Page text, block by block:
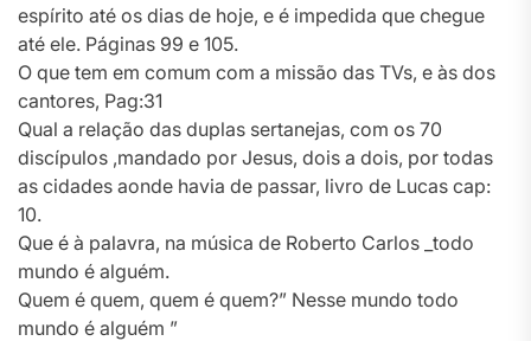
espírito até os dias de hoje, e é impedida que chegue
até ele. Páginas 99 e 105.
O que tem em comum com a missão das TVs, e às dos
cantores, Pag:31
Qual a relação das duplas sertanejas, com os 70
discípulos ,mandado por Jesus, dois a dois, por todas
as cidades aonde havia de passar, livro de Lucas cap:
10.
Que é à palavra, na música de Roberto Carlos _todo
mundo é alguém.
Quem é quem, quem é quem?” Nesse mundo todo
mundo é alguém ”